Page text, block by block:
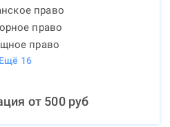
право
право
право
Ещё 16
от 500руб